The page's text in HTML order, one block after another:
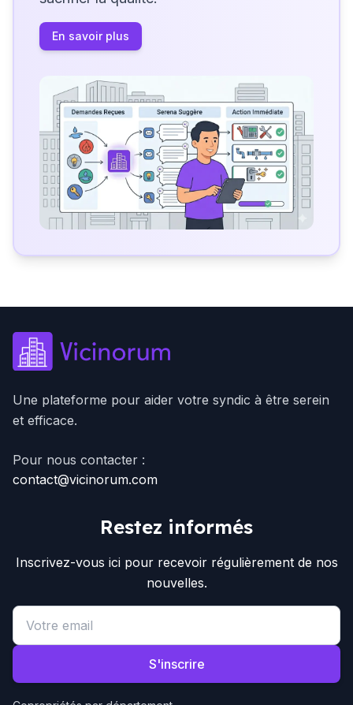
En savoir plus
Une plateforme pour aider votre syndic à être serein
et efficace.
Pour nous contacter :
contact@vicinorum.com
Restez informés
Inscrivez-vous ici pour recevoir régulièrement de nos
nouvelles.
Email address
S'inscrire